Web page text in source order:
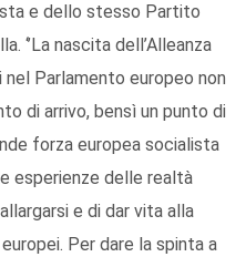
e dello stesso Partito
‘’La nascita dell’Alleanza
Parlamento europeo non
di arrivo, bensì un punto di
forza europea socialista
esperienze delle realtà
e di dar vita alla
Per dare la spinta a